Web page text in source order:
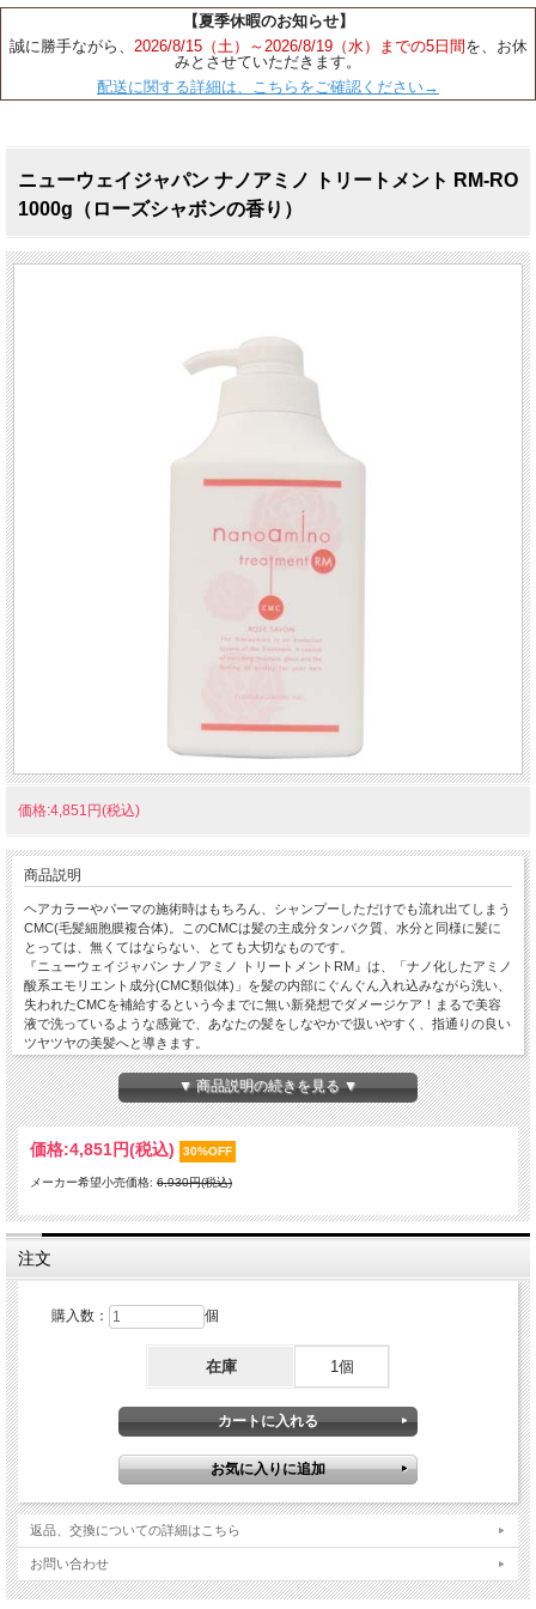
【夏季休暇のお知らせ】
誠に勝手ながら、 2026/8/15（土）～2026/8/19（水）までの5日間 を、お休
みとさせていただきます。
配送に関する詳細は、こちらをご確認ください→
ニューウェイジャパン ナノアミノ トリートメント RM-RO
1000g（ローズシャボンの香り）
価格:4,851円(税込)
商品説明
ヘアカラーやパーマの施術時はもちろん、シャンプーしただけでも流れ出てしまう
CMC(毛髪細胞膜複合体)。このCMCは髪の主成分タンパク質、水分と同様に髪に
とっては、無くてはならない、とても大切なものです。
『ニューウェイジャパン ナノアミノ トリートメントRM』は、「ナノ化したアミノ
酸系エモリエント成分(CMC類似体)」を髪の内部にぐんぐん入れ込みながら洗い、
失われたCMCを補給するという今までに無い新発想でダメージケア！まるで美容
液で洗っているような感覚で、あなたの髪をしなやかで扱いやすく、指通りの良い
ツヤツヤの美髪へと導きます。
▼ 商品説明の続きを見る ▼
価格:4,851円(税込) 30%OFF
メーカー希望小売価格: 6,930円(税込)
注文
購入数： 個
在庫 1個
返品、交換についての詳細はこちら
お問い合わせ